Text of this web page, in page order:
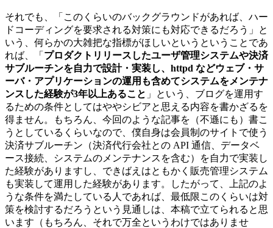
それでも、「このくらいのバックグラウンドがあれば、ハー
ドコーディングを要求される対策にも対応できるだろう」と
いう、何らかの大雑把な指標がほしいというということであ
れば、「 プロダクトリリースしたユーザ管理システムや決済
サブルーチンを自力で設計・実装し、httpd などウェブ・サ
ーバ・アプリケーションの運用も含めてシステムをメンテナ
ンスした経験が3年以上あること 」という、ブログを運用す
るための条件としてはややシビアと思える内容を書かざるを
得ません。もちろん、今回のような記事を（不遜にも）書こ
うとしているくらいなので、僕自身は会員制のサイトで使う
決済サブルーチン（決済代行会社との API 通信、データベ
ース接続、システムのメンテナンスを含む）を自力で実装し
た経験がありますし、できばえはともかく販売管理システム
も実装して運用した経験があります。したがって、上記のよ
うな条件を満たしている人であれば、最低限このくらいは対
策を検討するだろうという見通しは、本稿で立てられると思
います（もちろん、それで万全というわけではありませ